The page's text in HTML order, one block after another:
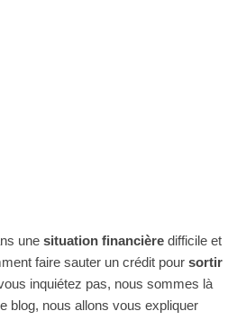
une situation financière difficile et
faire sauter un crédit pour sortir
inquiétez pas, nous sommes là
blog, nous allons vous expliquer